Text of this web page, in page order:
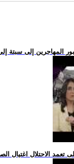
المهاجرين إلى سبتة
تعمد الاحتلال اغتيال